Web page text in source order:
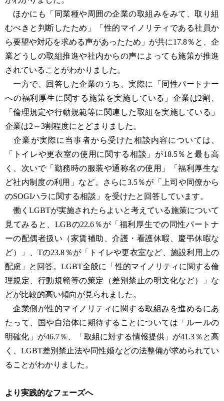
ほかにも「同業種や周囲の企業の取組みをみて、取り組
むべきと判断したため」「性的マイノリティである社員か
ら要望や対応を求める声があったため」が共に17.8％と、企
業どうしの取組推進や社内からの声によっても施策が推進
されていることがわかりました。
一方で、回答した企業のうち、実際に「同性パートナー
への福利厚生に関する施策を実施している」企業は2割、
「倫理規定や行動規範等に関連した取組を実施している」
企業は2～3割程度にとどまりました。
企業が実際に当事者から受けた相談内容については、
「トイレや更衣室の使用に関する相談」が18.5％と最も高
く、次いで「勤務時の服装や通称名の使用」「福利厚生な
ど社内制度の利用」など。さらに3.5％が「上司や同僚から
のSOGIハラに関する相談」を受けたと回答しています。
働くLGBTが実施されたらよいと考えている施策について
見てみると、LGBの22.6％が「福利厚生での同性パートナ
ーの配偶者扱い（家賃補助、介護・看護休暇、慶弔休暇な
ど）」、Tの23.8％が「トイレや更衣室など、施設利用上の
配慮」と回答。LGBT全般に「性的マイノリティに関する倫
理規定、行動規範等の策定（差別禁止の明文化など）」な
どが比較的高い傾向が見られました。
企業側が性的マイノリティに関する取組みを進めるにあ
たって、国や自治体に期待することについては「ルールの
明確化」が46.7％、「取組に対する情報提供」が41.3％と高
く、LGBT差別禁止法や同性婚などの法整備が求められてい
ることがわかりました。
より実践的なフェーズへ